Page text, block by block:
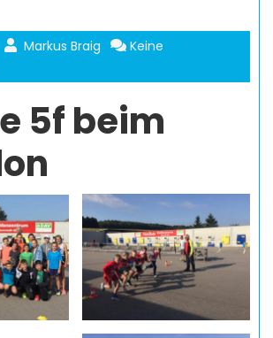
Markus Braig
Keine
5f beim